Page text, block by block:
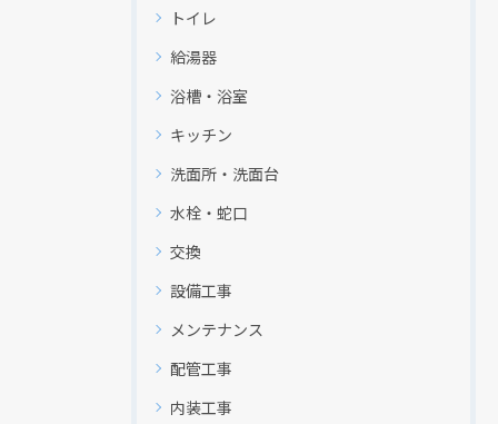
トイレ
給湯器
浴槽・浴室
キッチン
洗面所・洗面台
水栓・蛇口
交換
設備工事
メンテナンス
配管工事
内装工事